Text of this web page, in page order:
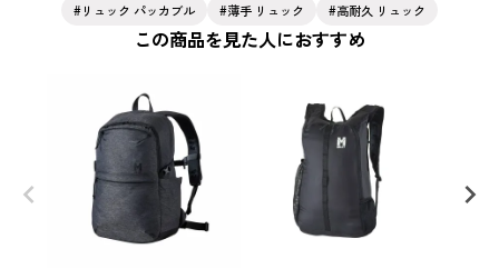
リュック パッカブル
薄手 リュック 高耐久 リュック
この商品を見た人におすすめ